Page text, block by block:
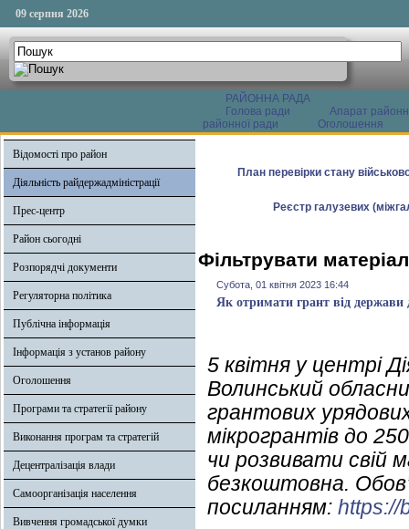
09 серпня 2026
РАЙОННА РАДА
Голова ради
Апарат
районної ради
Оголошення
Відомості про район
Діяльність райдержадміністрації
Прес-центр
Район сьогодні
Розпорядчі документи
Регуляторна політика
Публічна інформація
Інформація з установ району
Оголошення
Програми та стратегії району
Виконання програм та стратегій
Децентралізація влади
Самоорганізація населення
Вивчення громадської думки
План перевірки стану
Реєстр галузевих
Фільтрувати
Субота, 01 квітня 2023 16:44
Як отримати грант від держави
5 квітня у центрі
Волинський
грантових
мікрогрантів до
чи розвивати свій
безкоштовна.
посиланням: https://